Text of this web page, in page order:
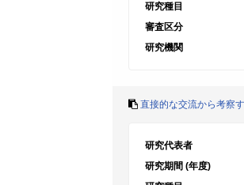
研究種目
審査区分
研究機関
直接的な交流から考察
研究代表者
研究期間 (年度)